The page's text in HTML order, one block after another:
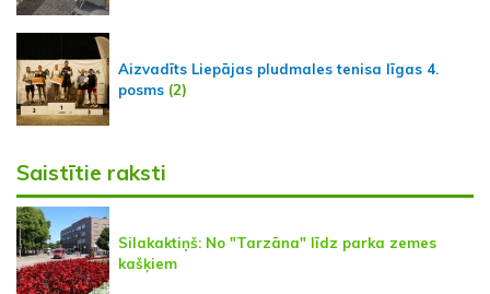
Aizvadīts Liepājas pludmales tenisa līgas 4.
posms (2)
Saistītie raksti
Silakaktiņš: No "Tarzāna" līdz parka zemes
kašķiem